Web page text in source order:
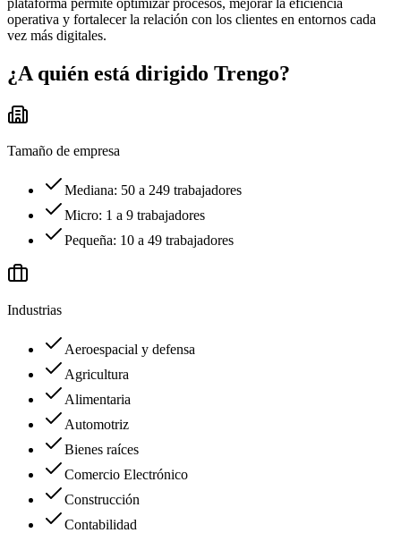
operativa y fortalecer la relación con los clientes en entornos cada
vez más digitales.
¿A quién está dirigido Trengo?
Tamaño de empresa
Mediana: 50 a 249 trabajadores
Micro: 1 a 9 trabajadores
Pequeña: 10 a 49 trabajadores
Industrias
Aeroespacial y defensa
Agricultura
Alimentaria
Automotriz
Bienes raíces
Comercio Electrónico
Construcción
Contabilidad